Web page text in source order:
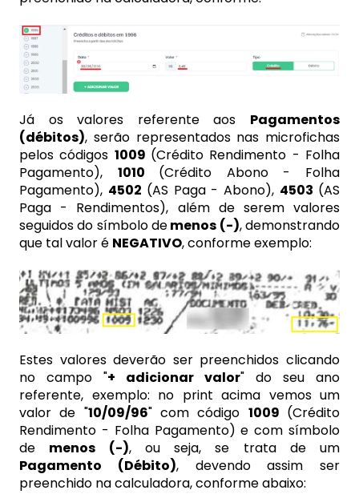
Já os valores referente aos Pagamentos
(débitos), serão representados nas microfichas
pelos códigos 1009 (Crédito Rendimento - Folha
Pagamento), 1010 (Crédito Abono - Folha
Pagamento), 4502 (AS Paga - Abono), 4503 (AS
Paga - Rendimentos), além de serem valores
seguidos do símbolo demenos (-), demonstrando
que tal valor é NEGATIVO, conforme exemplo:
Estes valores deverão ser preenchidos clicando
no campo "+ adicionar valor" do seu ano
referente, exemplo: no print acima vemos um
valor de "10/09/96" com código 1009 (Crédito
Rendimento - Folha Pagamento) e com símbolo
de menos (-), ou seja, se trata de um
Pagamento (Débito), devendo assim ser
preenchido na calculadora, conforme abaixo: